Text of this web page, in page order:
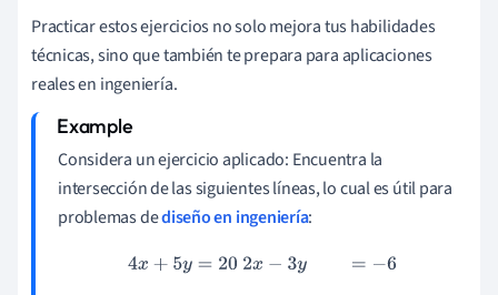
Practicar estos ejercicios no solo mejora tus habilidades
técnicas, sino que también te prepara para aplicaciones
reales en ingeniería.
Considera un ejercicio aplicado: Encuentra la
intersección de las siguientes líneas, lo cual es útil para
problemas dediseño en ingeniería:
4x+ 5y=20 2x−3y=